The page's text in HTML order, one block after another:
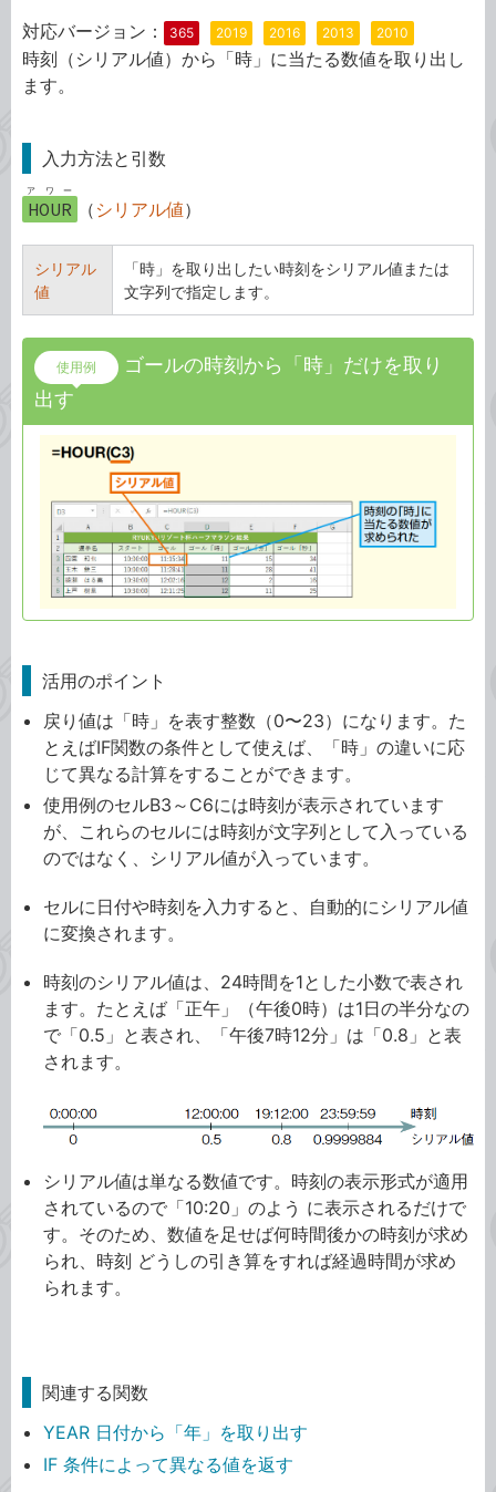
対応バージョン： 365 2019 2016 2013 2010
時刻（シリアル値）から「時」に当たる数値を取り出し
ます。
入力方法と引数
HOUR
アワー
（ シリアル値）
シリアル
値
「時」を取り出したい時刻をシリアル値または
文字列で指定します。
使用例
ゴールの時刻から「時」だけを取り
出す
活用のポイント
戻り値は「時」を表す整数（0〜23）になります。た
とえばIF関数の条件として使えば、「時」の違いに応
じて異なる計算をすることができます。
使用例のセルB3～C6には時刻が表示されています
が、これらのセルには時刻が文字列として入っている
のではなく、シリアル値が入っています。
セルに日付や時刻を入力すると、自動的にシリアル値
に変換されます。
時刻のシリアル値は、24時間を1とした小数で表され
ます。たとえば「正午」（午後0時）は1日の半分なの
で「0.5」と表され、「午後7時12分」は「0.8」と表
されます。
シリアル値は単なる数値です。時刻の表示形式が適用
されているので「10:20」のよう に表示されるだけで
す。そのため、数値を足せば何時間後かの時刻が求め
られ、時刻 どうしの引き算をすれば経過時間が求め
られます。
関連する関数
YEAR 日付から「年」を取り出す
IF 条件によって異なる値を返す